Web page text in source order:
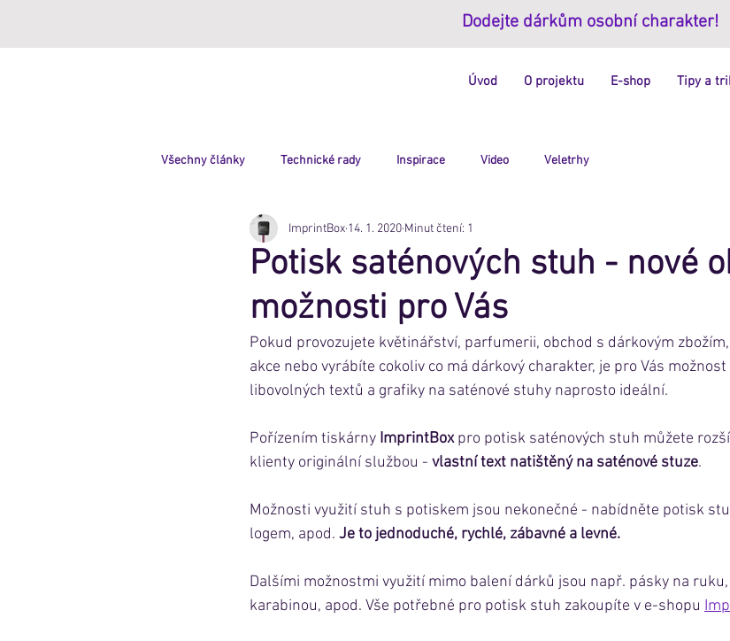
Dodejte dárkům osobní charakter!
Úvod O projektu E-shop Tipy a
Všechny články Technické rady Inspirace Video Veletrhy
Potisk saténových stuh - nové
možnosti pro Vás
ImprintBox 14. 1. 2020 Minut čtení: 1
Pokud provozujete květinářství, parfumerii, obchod s dárkovým
akce nebo vyrábíte cokoliv co má dárkový charakter, je pro Vás
libovolných textů a grafiky na saténové stuhy naprosto ideální.
Pořízením tiskárny ImprintBox pro potisk saténových stuh můžete
klienty originální službou - vlastní text natištěný na saténové stuze.
Možnosti využití stuh s potiskem jsou nekonečné - nabídněte potisk
logem, apod. Je to jednoduché, rychlé, zábavné a levné.
Dalšími možnostmi využití mimo balení dárků jsou např. pásky na
karabinou, apod. Vše potřebné pro potisk stuh zakoupíte v e-shopu